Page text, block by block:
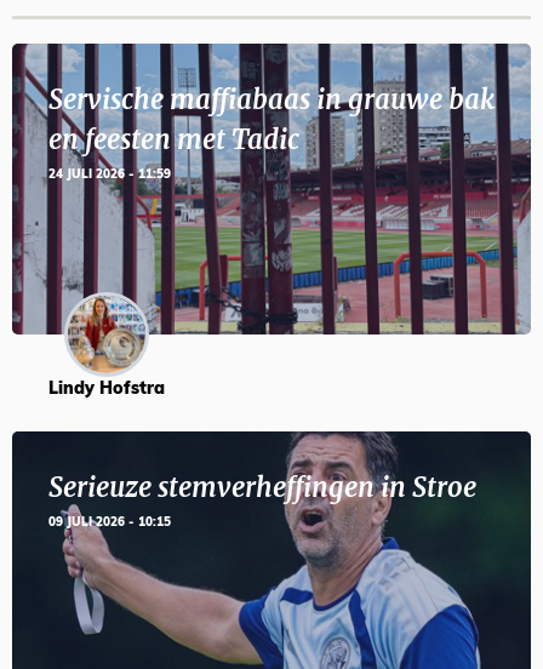
Servische maffiabaas in grauwe bak
en feesten met Tadic
24 JULI 2026 - 11:59
Lindy Hofstra
Serieuze stemverheffingen in Stroe
09 JULI 2026 - 10:15